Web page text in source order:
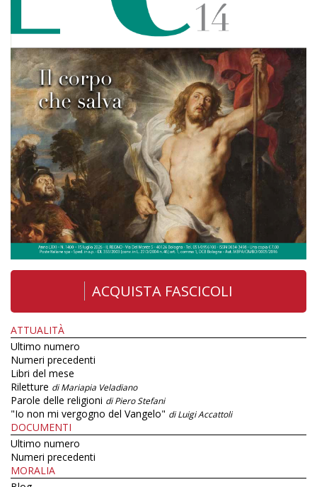
ACQUISTA FASCICOLI
ATTUALITÀ
Ultimo numero
Numeri precedenti
Libri del mese
Riletture di Mariapia Veladiano
Parole delle religioni di Piero Stefani
"Io non mi vergogno del Vangelo" di Luigi Accattoli
DOCUMENTI
Ultimo numero
Numeri precedenti
MORALIA